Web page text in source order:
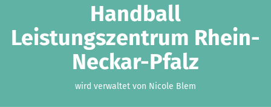
Handball
Leistungszentrum Rhein-
Neckar-Pfalz
wird verwaltet von Nicole Blem